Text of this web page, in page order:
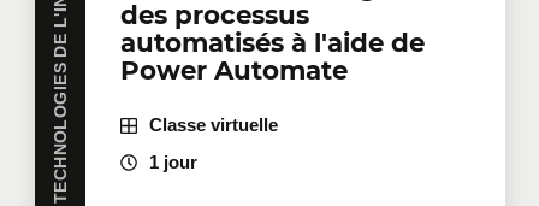
des processus
automatisés à l'aide de
Power Automate
Classe virtuelle
1 jour